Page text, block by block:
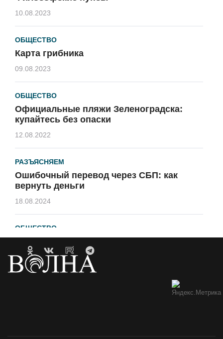
10.08.2023
ОБЩЕСТВО
Карта грибника
09.08.2023
ОБЩЕСТВО
Официальные пляжи Зеленоградска:
купайтесь без опаски
12.08.2022
РАЗЪЯСНЯЕМ
Ошибочный перевод через СБП: как
вернуть деньги
18.08.2024
ОБЩЕСТВО
21.04.2023